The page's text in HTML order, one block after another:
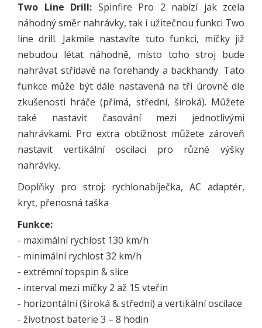
Two Line Drill: Spinfire Pro 2 nabízí jak zcela
náhodný směr nahrávky, tak i užitečnou funkci Two
line drill. Jakmile nastavíte tuto funkci, míčky již
nebudou létat náhodně, místo toho stroj bude
nahrávat střídavě na forehandy a backhandy. Tato
funkce může být dále nastavená na tři úrovně dle
zkušenosti hráče (přímá, střední, široká). Můžete
také nastavit časování mezi jednotlivými
nahrávkami. Pro extra obtížnost můžete zároveň
nastavit vertikální oscilaci pro různé výšky
nahrávky.
Doplňky pro stroj: rychlonabíječka, AC adaptér,
kryt, přenosná taška
Funkce:
- maximální rychlost 130 km/h
- minimální rychlost 32 km/h
- extrémní topspin & slice
- interval mezi míčky 2 až 15 vteřin
- horizontální (široká & střední) a vertikální oscilace
- životnost baterie 3 – 8 hodin